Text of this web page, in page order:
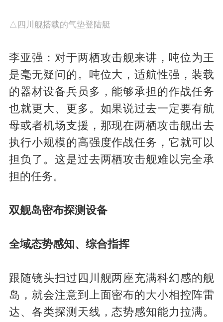
△四川舰搭载的气垫登陆艇
李亚强：对于两栖攻击舰来讲，吨位为王
是毫无疑问的。吨位大，适航性强，装载
的器材设备兵员多，能够承担的作战任务
也就更大、更多。如果说过去一定要有航
母或者机场支援，那现在两栖攻击舰出去
执行小规模的高强度作战任务，它就可以
担负了。这是过去两栖攻击舰难以完全承
担的任务。
双舰岛密布探测设备
全域态势感知、综合指挥
跟随镜头扫过四川舰两座充满科幻感的舰
岛，就会注意到上面密布的大小相控阵雷
达、各类探测天线，态势感知能力拉满。